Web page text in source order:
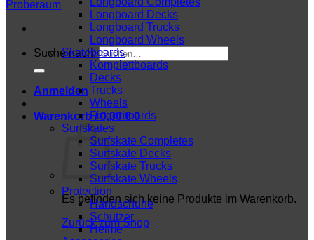
Suche nach:
Anmelden
Warenkorb /0,00€ 0
Es befinden sich keine Produkte im Warenkorb.
Zurück zum Shop
Longboard Decks
Longboard Trucks
Longboard Wheels
Skateboards
Komplettboards
Decks
Trucks
Wheels
Fingerboards
Surfskates
Surfskate Completes
Surfskate Decks
Surfskate Trucks
Surfskate Wheels
Protection
Handschuhe
Schützer
Helme